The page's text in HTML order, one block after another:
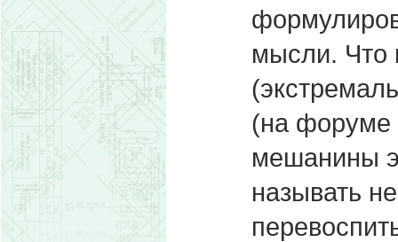
мысли. Что
(на форуме
мешанины
называть